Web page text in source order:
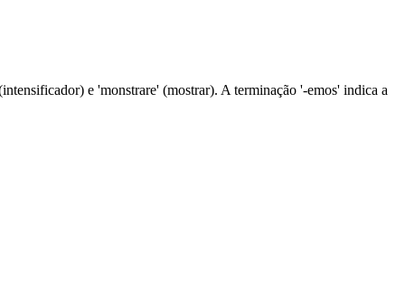
e 'monstrare' (mostrar). A terminação '-emos' indica a